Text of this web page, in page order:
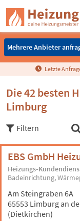
Mehrere Anbieter
Mehrere Anbieter
Letzte
Die 42 besten
Limburg
Filtern
EBS GmbH
Heizungs-
Badeinrichtung
Am Steingraben 6A
65553 Limburg an
(Dietkirchen)